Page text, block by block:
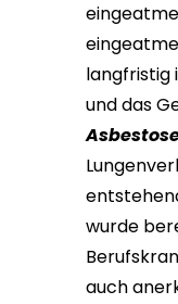
langfristig
und das
wurde
auch